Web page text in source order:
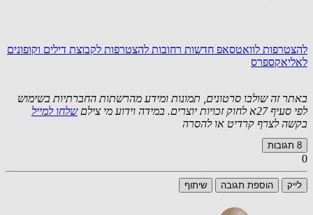
להצטרפות לוואטסאפ חדשות רחובות להצטרפות לקבוצת דילים וקופונים
לאליאקספרס
באתר זה שולבו סרטונים, תמונות ומידע מהרשתות החברתיות בשימוש
לפי סעיף 27א לחוק זכויות יוצרים. במידה וידוע מי צילם
שלחו למייל
בקשה לצרף קרדיט או להסרה
8 תגובות
0
לייק הוספת תגובה שיתוף